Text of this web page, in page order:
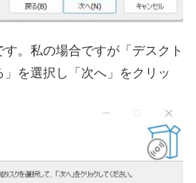
。私の場合ですが「デスクト
を選択し「次へ」をクリッ